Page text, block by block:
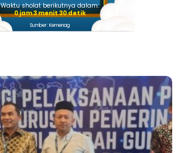
Waktu sholat berikutnya dalam:
0 jam 3 menit 29 detik
Sumber: Kemenag